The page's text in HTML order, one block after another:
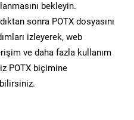
bekleyin.
sonra POTX dosyasını
izleyerek, web
ve daha fazla kullanım
POTX biçimine